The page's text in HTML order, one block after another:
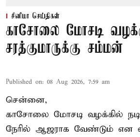
சினிமா செய்திகள்
காசோலை மோசடி
சரத்குமாருக்கு சம்மன்
Published on: 08 Aug 2026, 7:59 am
சென்னை,
காசோலை மோசடி வழக்கில்
நேரில் ஆஜராக வேண்டும் என